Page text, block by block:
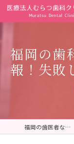
福岡の歯
報！失敗
福岡の歯医者ならむらつ歯科クリニック